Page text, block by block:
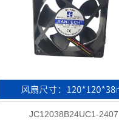
JC12038B24UC1-2407